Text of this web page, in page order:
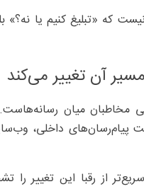
که «تبلیغ کنیم یا
آن تغییر می‌کند
مخاطبان میان
پیام‌رسان‌های داخلی،
از رقبا این تغییر را